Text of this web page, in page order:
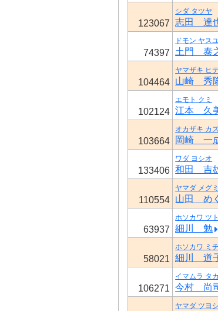
123067
シダ タツヤ
志田 達
74397
ドモン ヤス
土門 泰
104464
ヤマザキ ヒ
山崎 秀
102124
エモト クミ
江本 久
103664
オカザキ カ
岡崎 一
133406
ワダ ヨシオ
和田 吉
110554
ヤマダ メグミ
山田 め
63937
ホソカワ ツ
細川 勉
58021
ホソカワ ミ
細川 道
106271
イマムラ タ
今村 尚
ヤマダ ツヨシ